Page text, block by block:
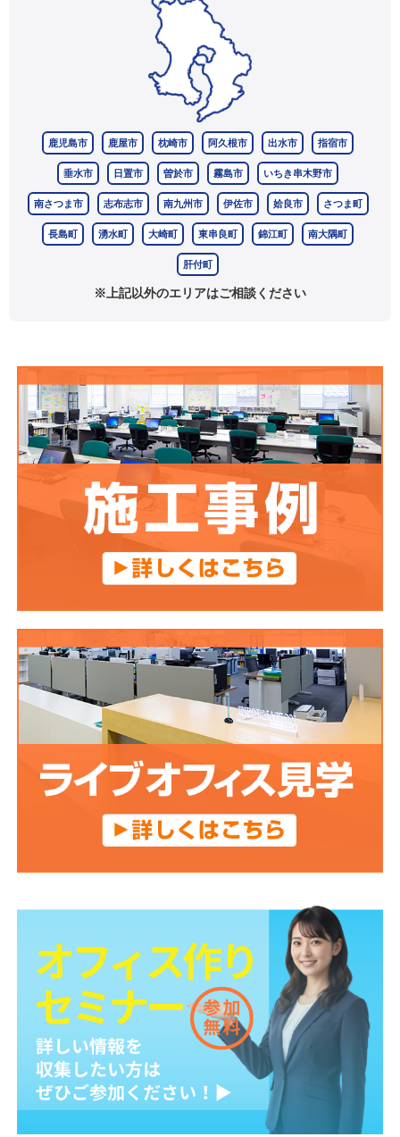
鹿児島市 鹿屋市 枕崎市 阿久根市 出水市 指宿市
垂水市 日置市 曽於市 霧島市 いちき串木野市
南さつま市 志布志市 南九州市 伊佐市 姶良市 さつま町
長島町 湧水町 大崎町 東串良町 錦江町 南大隅町
肝付町
※上記以外のエリアはご相談ください